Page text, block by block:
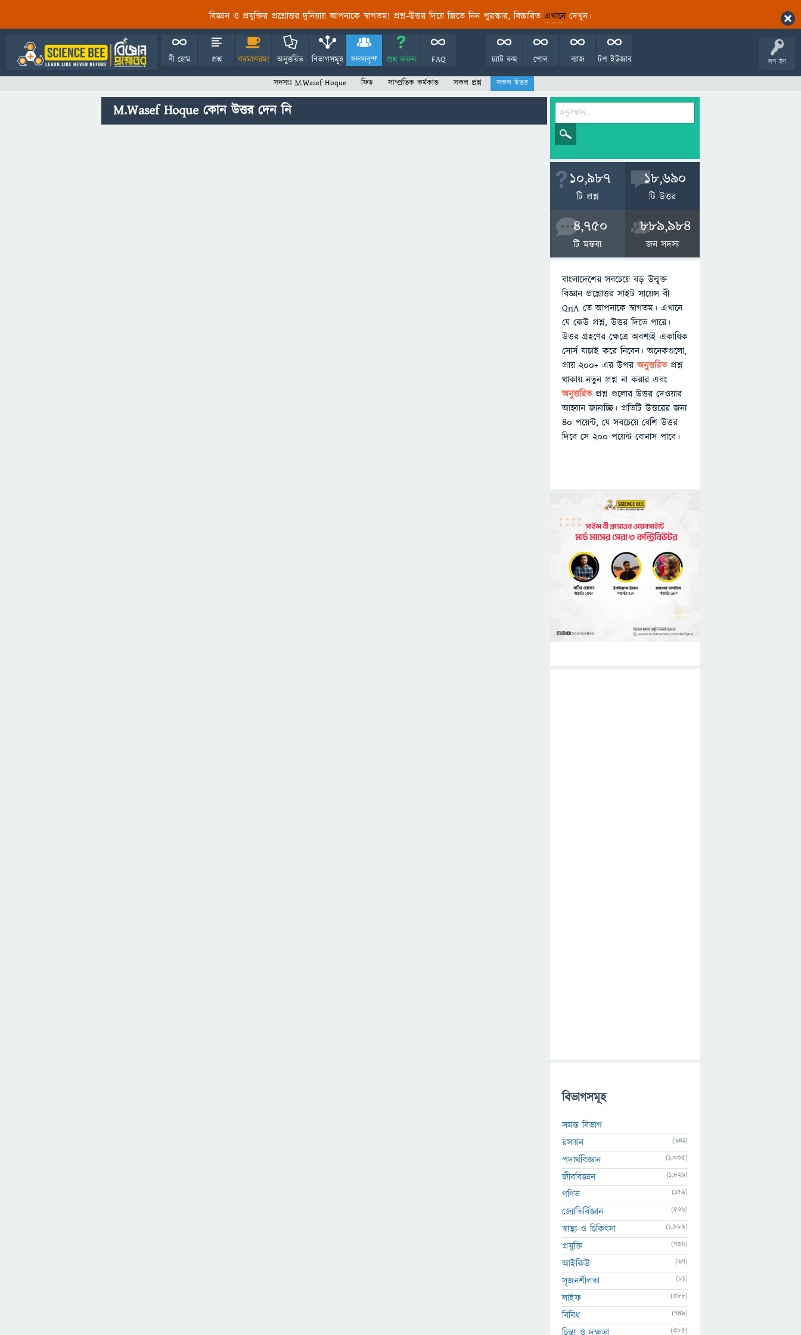
বিজ্ঞান ও প্রযুক্তির প্রশ্নোত্তর দুনিয়ায় আপনাকে স্বাগতম! প্রশ্ন-উত্তর দিয়ে জিতে নিন পুরস্কার, বিস্তারিত এখানেদেখুন।
লগ ইন
বী হোম প্রশ্ন গরমাগরম! অনুত্তরিত বিভাগসমূহ সদস্যবৃন্দ প্রশ্ন করুন FAQ টপ ইউজার
ব্যাজ
পোল
চ্যাট রুম
সদস্যঃ M.Wasef Hoque ফিড সাম্প্রতিক কর্মকান্ড সকল প্রশ্ন সকল উত্তর
M.Wasef Hoque কোন উত্তর দেন নি
10,987
টি প্রশ্ন
18,690
টি উত্তর
4,750
টি মন্তব্য
889,984
জন সদস্য
বাংলাদেশের সবচেয়ে বড় উন্মুক্ত
বিজ্ঞান প্রশ্নোত্তর সাইট সায়েন্স বী
QnA তে আপনাকে স্বাগতম। এখানে
যে কেউ প্রশ্ন, উত্তর দিতে পারে।
উত্তর গ্রহণের ক্ষেত্রে অবশ্যই একাধিক
সোর্স যাচাই করে নিবেন। অনেকগুলো,
প্রায় ২০০+ এর উপরঅনুত্তরিতপ্রশ্ন
থাকায় নতুন প্রশ্ন না করার এবং
অনুত্তরিত প্রশ্ন গুলোর উত্তর দেওয়ার
আহ্বান জানাচ্ছি। প্রতিটি উত্তরের জন্য
৪০ পয়েন্ট, যে সবচেয়ে বেশি উত্তর
দিবে সে ২০০ পয়েন্ট বোনাস পাবে।
বিভাগসমূহ
সমস্ত বিভাগ
রসায়ন
(641)
পদার্থবিজ্ঞান (1,035)
জীববিজ্ঞান (1,829)
গণিত (159)
জ্যোতির্বিজ্ঞান (526)
স্বাস্থ্য ও চিকিৎসা (1,989)
প্রযুক্তি (736)
আইকিউ (67)
সৃজনশীলতা (81)
লাইফ (388)
বিবিধ (749)
চিন্তা ও দক্ষতা (385)